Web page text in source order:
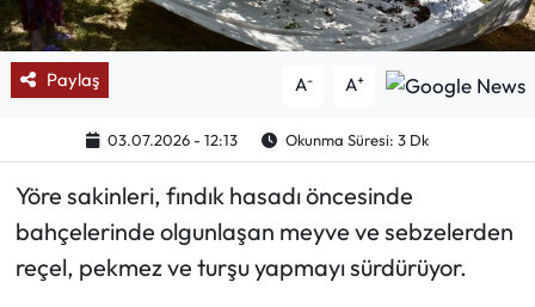
Paylaş A- A+
03.07.2026 - 12:13 Okunma Süresi: 3 Dk
Yöre sakinleri, fındık hasadı öncesinde
bahçelerinde olgunlaşan meyve ve sebzelerden
reçel, pekmez ve turşu yapmayı sürdürüyor.
Köşe Yazıları
Karikatür Galeri
BIK
ASTROLOJİ
Spor Yazıları